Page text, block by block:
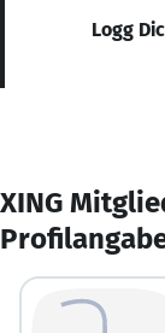
Logg
XING